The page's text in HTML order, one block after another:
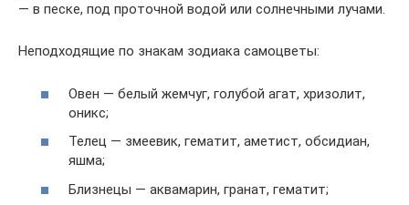
— в песке, под проточной водой или солнечными лучами.
Неподходящие по знакам зодиака самоцветы:
Овен — белый жемчуг, голубой агат, хризолит,
оникс;
Телец — змеевик, гематит, аметист, обсидиан,
яшма;
Близнецы — аквамарин, гранат, гематит;